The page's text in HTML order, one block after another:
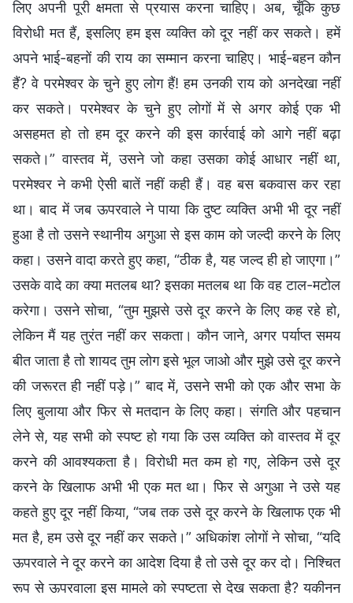
लिए अपनी पूरी क्षमता से प्रयास करना चाहिए। अब, चूँकि कुछ
विरोधी मत हैं, इसलिए हम इस व्यक्ति को दूर नहीं कर सकते। हमें
अपने भाई-बहनों की राय का सम्मान करना चाहिए। भाई-बहन कौन
हैं? वे परमेश्वर के चुने हुए लोग हैं! हम उनकी राय को अनदेखा नहीं
कर सकते। परमेश्वर के चुने हुए लोगों में से अगर कोई एक भी
असहमत हो तो हम दूर करने की इस कार्रवाई को आगे नहीं बढ़ा
सकते।” वास्तव में, उसने जो कहा उसका कोई आधार नहीं था,
परमेश्वर ने कभी ऐसी बातें नहीं कही हैं। वह बस बकवास कर रहा
था। बाद में जब ऊपरवाले ने पाया कि दुष्ट व्यक्ति अभी भी दूर नहीं
हुआ है तो उसने स्थानीय अगुआ से इस काम को जल्दी करने के लिए
कहा। उसने वादा करते हुए कहा, “ठीक है, यह जल्द ही हो जाएगा।”
उसके वादे का क्या मतलब था? इसका मतलब था कि वह टाल-मटोल
करेगा। उसने सोचा, “तुम मुझसे उसे दूर करने के लिए कह रहे हो,
लेकिन मैं यह तुरंत नहीं कर सकता। कौन जाने, अगर पर्याप्त समय
बीत जाता है तो शायद तुम लोग इसे भूल जाओ और मुझे उसे दूर करने
की जरूरत ही नहीं पड़े।” बाद में, उसने सभी को एक और सभा के
लिए बुलाया और फिर से मतदान के लिए कहा। संगति और पहचान
लेने से, यह सभी को स्पष्ट हो गया कि उस व्यक्ति को वास्तव में दूर
करने की आवश्यकता है। विरोधी मत कम हो गए, लेकिन उसे दूर
करने के खिलाफ अभी भी एक मत था। फिर से अगुआ ने उसे यह
कहते हुए दूर नहीं किया, “जब तक उसे दूर करने के खिलाफ एक भी
मत है, हम उसे दूर नहीं कर सकते।” अधिकांश लोगों ने सोचा, “यदि
ऊपरवाले ने दूर करने का आदेश दिया है तो उसे दूर कर दो। निश्चित
रूप से ऊपरवाला इस मामले को स्पष्टता से देख सकता है? यकीनन